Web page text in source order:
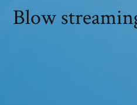
Blow